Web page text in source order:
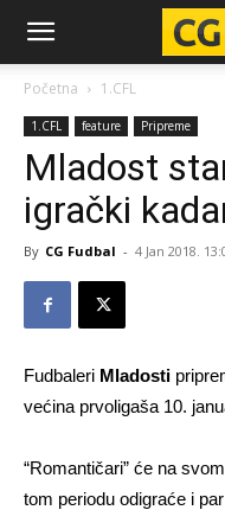
CG-
Fudbal
Početna 1.CFL
1.CFL feature Pripreme
Mladost
igrački
By CG Fudbal - 4 Jan 2018.
Fudbaleri Mladosti
većina prvoligaša 10.
“Romantičari” će na
tom periodu odigraće i